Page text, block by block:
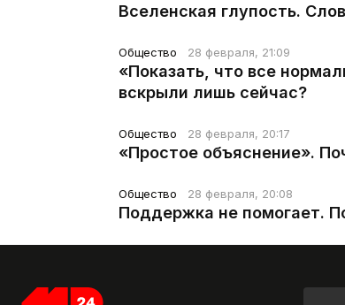
Вселенская глупость.
Общество 28 февраля, 21:09
«Показать, что все
вскрыли лишь сейчас?
Общество 28 февраля, 20:17
«Простое объяснение».
Общество 28 февраля, 20:08
Поддержка не помогает.